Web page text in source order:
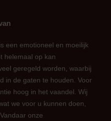
een emotioneel en moeilijk
helemaal op kan
geregeld worden, waarbij
in de gaten te houden. Voor
hoog in het vaandel. Wij
we voor u kunnen doen,
onze